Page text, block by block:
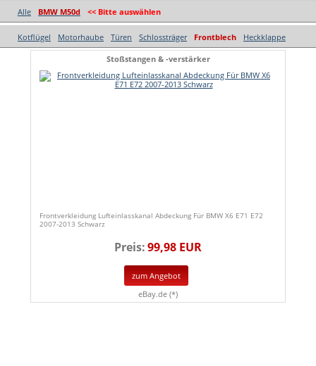
Alle BMW M50d << Bitte auswählen
Kotflügel Motorhaube Türen Schlossträger Frontblech Heckklappe
Stoßstangen & -verstärker
Frontverkleidung Lufteinlasskanal Abdeckung Für BMW X6 E71 E72
2007-2013 Schwarz
Preis:99,98 EUR
zum Angebot
eBay.de (*)